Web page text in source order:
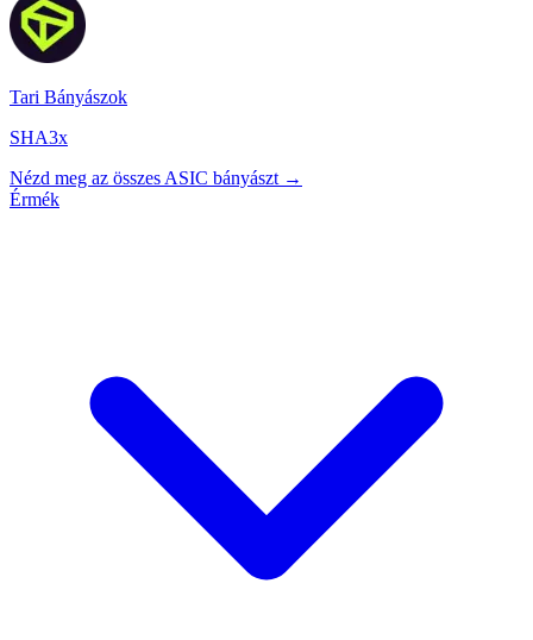
Tari Bányászok
SHA3x
Nézd meg az összes ASIC bányászt →
Érmék